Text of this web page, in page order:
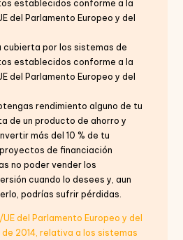
establecidos conforme a la
del Parlamento Europeo y del
cubierta por los sistemas de
establecidos conforme a la
del Parlamento Europeo y del
rendimiento alguno de tu
de un producto de ahorro y
más del 10 % de tu
de financiación
no poder vender los
cuando lo desees y, aun
podrías sufrir pérdidas.
del Parlamento Europeo y del
de 2014, relativa a los sistemas